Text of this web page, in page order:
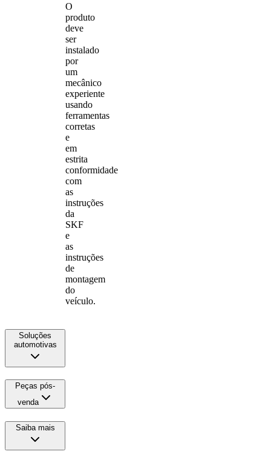
O
produto
deve
ser
instalado
por
um
mecânico
experiente
usando
ferramentas
corretas
e
em
estrita
conformidade
com
as
instruções
da
SKF
e
as
instruções
de
montagem
do
veículo.
Soluções
automotivas
Peças pós-
venda
Saiba mais